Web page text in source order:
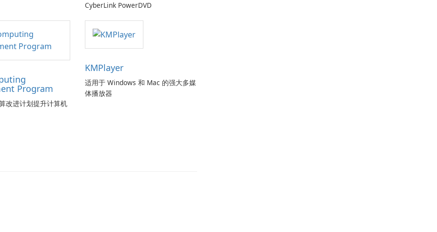
CyberLink PowerDVD
Program
改进计划提升计算机
KMPlayer
适用于 Windows 和 Mac 的强大多媒
体播放器